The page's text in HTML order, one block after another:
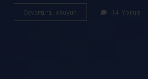
Devamını okuyun
nedir
14 Yorum